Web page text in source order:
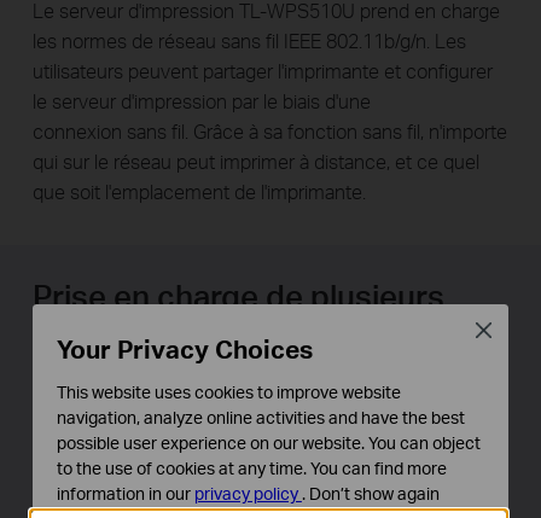
Le serveur d'impression TL-WPS510U prend en charge
les normes de réseau sans fil IEEE 802.11b/g/n. Les
utilisateurs peuvent partager l'imprimante et configurer
le serveur d'impression par le biais d'une
connexion sans fil. Grâce à sa fonction sans fil, n'importe
qui sur le réseau peut imprimer à distance, et ce quel
que soit l'emplacement de l'imprimante.
Prise en charge de plusieurs
systèmes d'exploitation
Le TL-WPS510U est conçu pour prendre en charge de
nombreux systèmes d'exploitation ; c'est le serveur
d'impression idéal pour un environnement hétéroclite.
Le TL-WPS510U est non seulement compatible avec
Windows 2000/XP/2003/Vista, Mac OS X 10 ou
Your Privacy Choices
This website uses cookies to improve website
navigation, analyze online activities and have the best
possible user experience on our website. You can object
to the use of cookies at any time. You can find more
information in our privacy policy . Don’t show again
Close